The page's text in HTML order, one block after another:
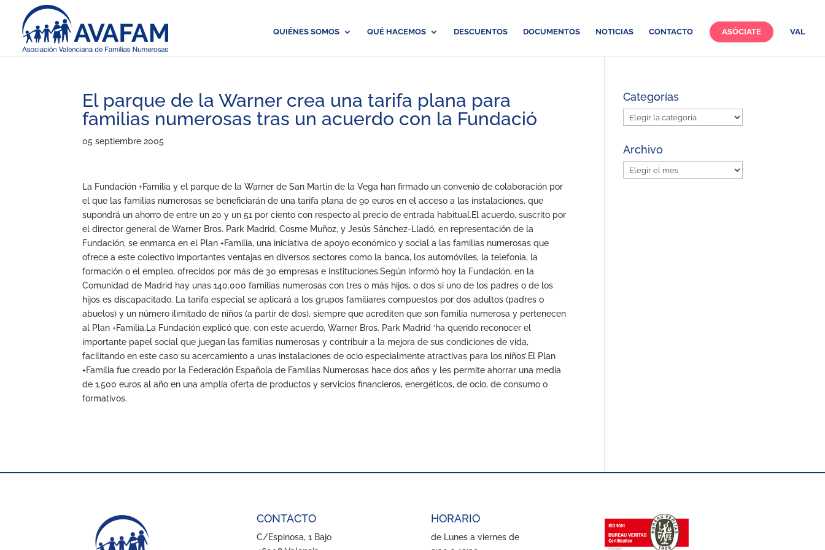
QUIÉNES SOMOS QUÉ HACEMOS DESCUENTOS DOCUMENTOS NOTICIAS CONTACTO ASÓCIATE VAL
El parque de la Warner crea una tarifa plana para
familias numerosas tras un acuerdo con la Fundació
05 septiembre 2005
La Fundación +Familia y el parque de la Warner de San Martín de la Vega han firmado un convenio de colaboración por
el que las familias numerosas se beneficiarán de una tarifa plana de 90 euros en el acceso a las instalaciones, que
supondrá un ahorro de entre un 20 y un 51 por ciento con respecto al precio de entrada habitual.El acuerdo, suscrito por
el director general de Warner Bros. Park Madrid, Cosme Muñoz, y Jesús Sánchez-Lladó, en representación de la
Fundación, se enmarca en el Plan +Familia, una iniciativa de apoyo económico y social a las familias numerosas que
ofrece a este colectivo importantes ventajas en diversos sectores como la banca, los automóviles, la telefonía, la
formación o el empleo, ofrecidos por más de 30 empresas e instituciones.Según informó hoy la Fundación, en la
Comunidad de Madrid hay unas 140.000 familias numerosas con tres o más hijos, o dos si uno de los padres o de los
hijos es discapacitado. La tarifa especial se aplicará a los grupos familiares compuestos por dos adultos (padres o
abuelos) y un número ilimitado de niños (a partir de dos), siempre que acrediten que son familia numerosa y pertenecen
al Plan +Familia.La Fundación explicó que, con este acuerdo, Warner Bros. Park Madrid ‘ha querido reconocer el
importante papel social que juegan las familias numerosas y contribuir a la mejora de sus condiciones de vida,
facilitando en este caso su acercamiento a unas instalaciones de ocio especialmente atractivas para los niños’.El Plan
+Familia fue creado por la Federación Española de Familias Numerosas hace dos años y les permite ahorrar una media
de 1.500 euros al año en una amplia oferta de productos y servicios financieros, energéticos, de ocio, de consumo o
formativos.
Categorías
Categorías
Archivo
Archivo
CONTACTO
C/Espinosa, 1 Bajo
HORARIO
de Lunes a viernes de